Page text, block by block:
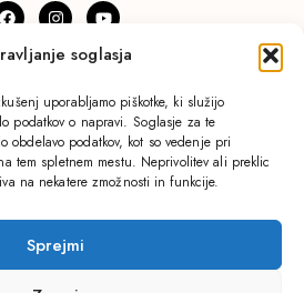
soglasja
uporabljamo piškotke, ki služijo
podatkov o napravi. Soglasje za te
obdelavo podatkov, kot so vedenje pri
tem spletnem mestu. Neprivolitev ali preklic
na nekatere zmožnosti in funkcije.
Sprejmi
o zasebnosti.
Blog